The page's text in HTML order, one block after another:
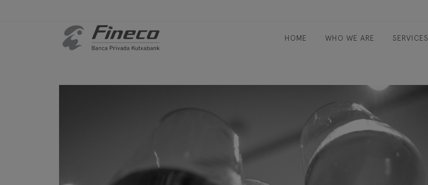
HOME WHO WE ARE SERVICES